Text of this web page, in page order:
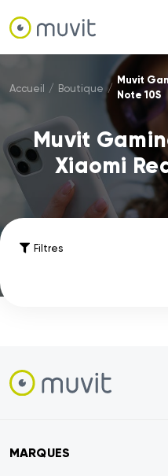
Accueil / Boutique /
Muvit
Note 10S
Muvit
Xiaomi
Filtres
MARQUES